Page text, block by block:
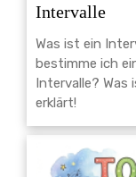
Intervalle
Was ist ein
bestimme ich
Intervalle? Was
erklärt!